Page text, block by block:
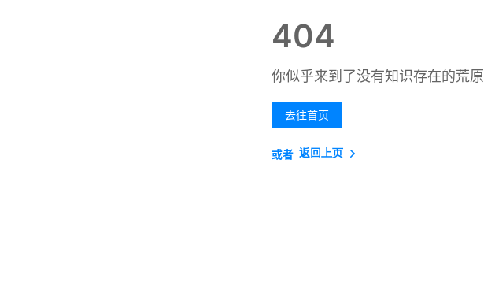
404
你似乎来到了没有知识存在的荒原
去往首页
或者 返回上页